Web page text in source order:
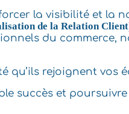
la visibilité et la
de la Relation
du commerce,
qu’ils rejoignent vos
succès et poursuivre